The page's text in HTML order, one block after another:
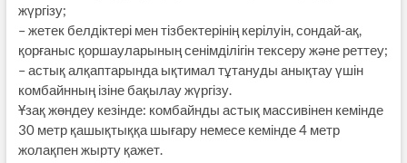
жүргізу;
– жетек белдіктері мен тізбектерінің кері­луін, сондай-ақ,
қорғаныс қоршау­лары­­ның сенімділігін тексеру және рет­теу;
– астық алқаптарында ықтимал тұта­ну­ды анықтау үшін
комбайнның ізіне бақылау жүргізу.
Ұзақ жөндеу кезінде: комбайнды астық массивінен кемінде
30 метр қашық­тыққа шығару немесе кемінде 4 метр
жолақпен жырту қажет.